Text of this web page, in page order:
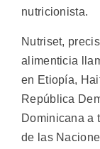
nutricionista.
Nutriset,
alimenticia
en Etiopía,
República
Dominicana a
de las